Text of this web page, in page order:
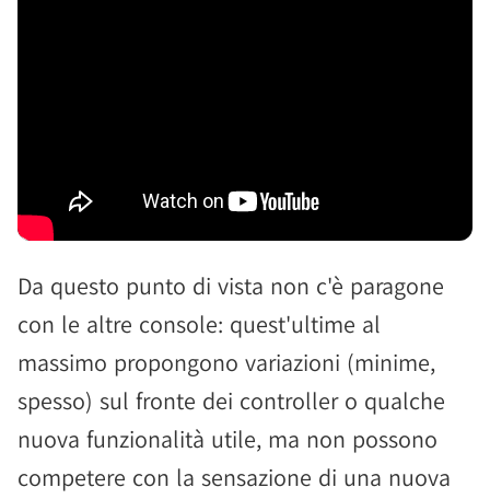
Da questo punto di vista non c'è paragone
con le altre console: quest'ultime al
massimo propongono variazioni (minime,
spesso) sul fronte dei controller o qualche
nuova funzionalità utile, ma non possono
competere con la sensazione di una nuova